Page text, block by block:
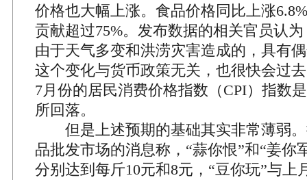
价格也大幅上涨。食品价格同比上涨
贡献超过75%。发布数据的相关官员认
由于天气多变和洪涝灾害造成的，具有
这个变化与货币政策无关，也很快会过
7月份的居民消费价格指数（CPI）指数
所回落。
但是上述预期的基础其实非常薄弱。
品批发市场的消息称，“蒜你恨”和“姜你
分别达到每斤10元和8元，“豆你玩”与上